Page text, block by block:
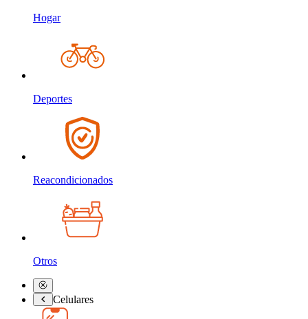
Hogar
Deportes
Reacondicionados
Otros
Celulares